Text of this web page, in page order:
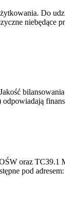
Do
oraz
pod